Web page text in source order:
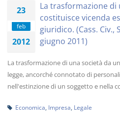
23
feb
2012
La trasformazione di
costituisce vicenda
giuridico. (Cass. Civ.,
giugno 2011)
La trasformazione di una società da
legge, ancorché connotato di
nell'estinzione di un soggetto e nella
Economica Impresa Legale